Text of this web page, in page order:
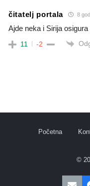
čitatelj portala 8
Ajde neka i Sirija
11 -2
Početna
©